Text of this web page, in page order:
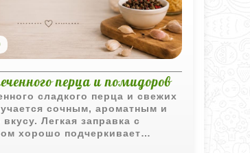
перца и помидоров
сладкого перца и свежих
сочным, ароматным и
Легкая заправка с
хорошо подчеркивает